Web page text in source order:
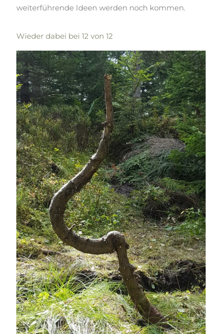
weiterführende Ideen werden noch kommen.
Wieder dabei bei 12 von 12